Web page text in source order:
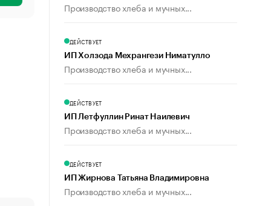
Производство хлеба и мучных...
ДЕЙСТВУЕТ
ИП Холзода Мехрангези Ниматулло
Производство хлеба и мучных...
ДЕЙСТВУЕТ
ИП Летфуллин Ринат Наилевич
Производство хлеба и мучных...
ДЕЙСТВУЕТ
ИП Жирнова Татьяна Владимировна
Производство хлеба и мучных...